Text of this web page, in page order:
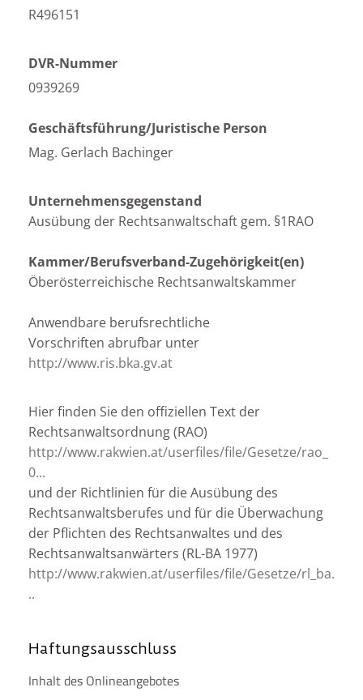
R496151
DVR-Nummer
0939269
Geschäftsführung/Juristische Person
Mag. Gerlach Bachinger
Unternehmensgegenstand
Ausübung der Rechtsanwaltschaft gem. §1RAO
Kammer/Berufsverband-Zugehörigkeit(en)
Öberösterreichische Rechtsanwaltskammer
Anwendbare berufsrechtliche
Vorschriften abrufbar unter
http://www.ris.bka.gv.at
Hier finden Sie den offiziellen Text der
Rechtsanwaltsordnung (RAO)
http://www.rakwien.at/userfiles/file/Gesetze/rao_
0...
und der Richtlinien für die Ausübung des
Rechtsanwaltsberufes und für die Überwachung
der Pflichten des Rechtsanwaltes und des
Rechtsanwaltsanwärters (RL-BA 1977)
http://www.rakwien.at/userfiles/file/Gesetze/rl_ba.
..
Haftungsausschluss
Inhalt des Onlineangebotes